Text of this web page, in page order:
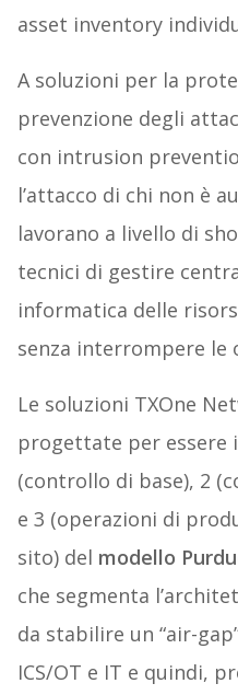
asset inventory
A soluzioni per la
prevenzione degli
con intrusion
l’attacco di chi non è
lavorano a livello di
tecnici di gestire
informatica delle
senza interrompere le
Le soluzioni TXOne
progettate per essere
(controllo di base), 2
e 3 (operazioni di
sito) del modello
che segmenta
da stabilire un “air-
ICS/OT e IT e quindi,